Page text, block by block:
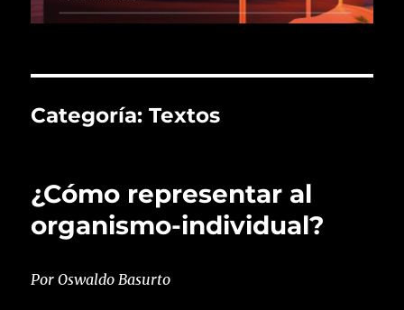
Categoría:Textos
¿Cómo representar al
organismo-individual?
Por Oswaldo Basurto